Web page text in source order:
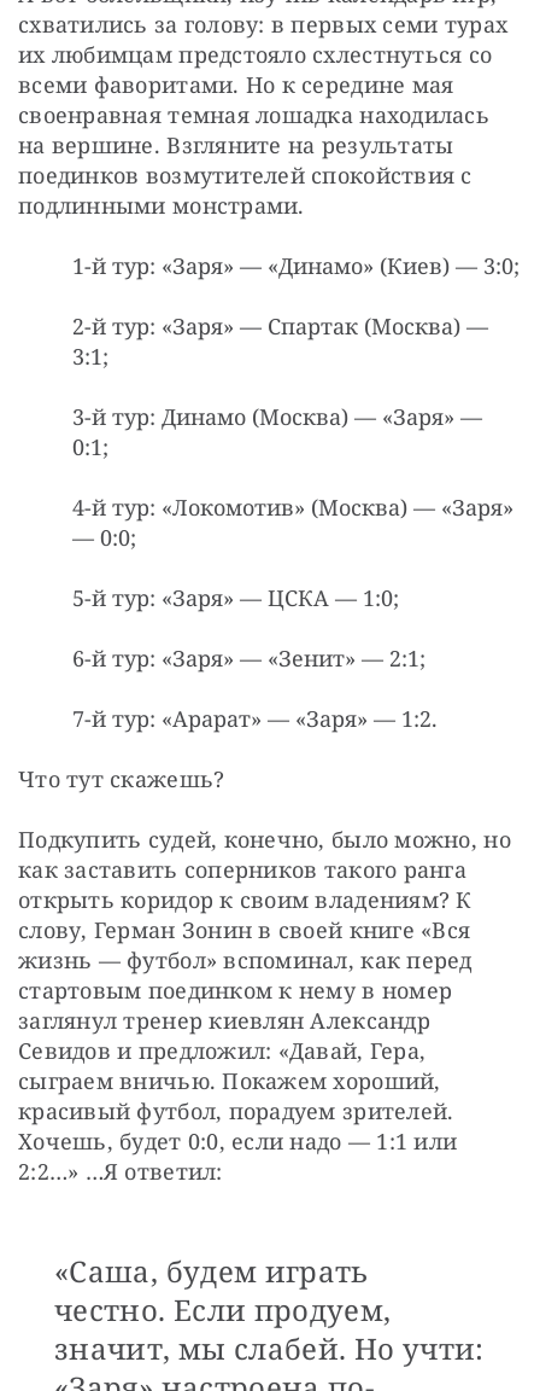
схватились за голову: в первых семи турах
их любимцам предстояло схлестнуться со
всеми фаворитами. Но к середине мая
своенравная темная лошадка находилась
на вершине. Взгляните на результаты
поединков возмутителей спокойствия с
подлинными монстрами.
1-й тур: «Заря» — «Динамо» (Киев) — 3:0;
2-й тур: «Заря» — Спартак (Москва) —
3:1;
3-й тур: Динамо (Москва) — «Заря» —
0:1;
4-й тур: «Локомотив» (Москва) — «Заря»
— 0:0;
5-й тур: «Заря» — ЦСКА — 1:0;
6-й тур: «Заря» — «Зенит» — 2:1;
7-й тур: «Арарат» — «Заря» — 1:2.
Что тут скажешь?
Подкупить судей, конечно, было можно, но
как заставить соперников такого ранга
открыть коридор к своим владениям? К
слову, Герман Зонин в своей книге «Вся
жизнь — футбол» вспоминал, как перед
стартовым поединком к нему в номер
заглянул тренер киевлян Александр
Севидов и предложил: «Давай, Гера,
сыграем вничью. Покажем хороший,
красивый футбол, порадуем зрителей.
Хочешь, будет 0:0, если надо — 1:1 или
2:2…» …Я ответил:
«Саша, будем играть
честно. Если продуем,
значит, мы слабей. Но учти: